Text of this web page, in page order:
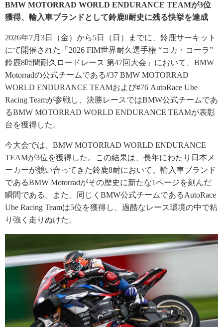
BMW MOTORRAD WORLD ENDURANCE TEAMが3位
獲得、輸入車ブランドとして鈴鹿8耐史に残る快挙を達成
2026年7月3日（金）から5日（日）までに、鈴鹿サーキット
にて開催された「2026 FIM世界耐久選手権 “コカ・コーラ”
鈴鹿8時間耐久ロードレース 第47回大会」において、BMW
Motorradの公式チームである#37 BMW MOTORRAD
WORLD ENDURANCE TEAMおよび#76 AutoRace Ube
Racing Teamが参戦し、決勝レースではBMW公式チームであ
るBMW MOTORRAD WORLD ENDURANCE TEAMが表彰
台を獲得した。
今大会では、BMW MOTORRAD WORLD ENDURANCE
TEAMが3位を獲得した。この結果は、長年にわたり日本メ
ーカーが競い合ってきた鈴鹿8耐において、輸入車ブランド
であるBMW Motorradがその歴史に新たな1ページを刻んだ
瞬間である。また、同じくBMW公式チームであるAutoRace
Ube Racing Teamは5位を獲得し、過酷なレース環境の中で粘
り強く走りぬけた。